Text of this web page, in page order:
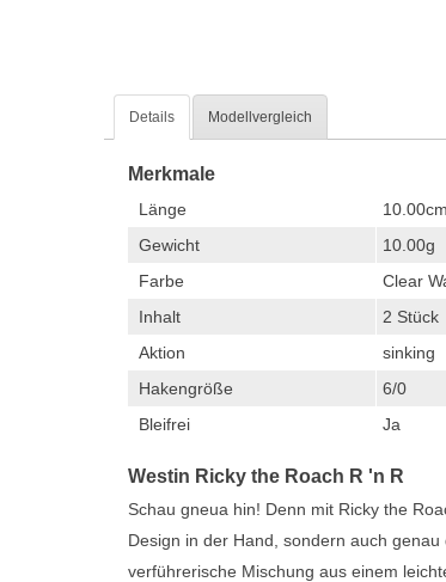
Details Modellvergleich
Merkmale
Länge
10.00cm
Gewicht
10.00g
Farbe
Clear
Inhalt
2 Stück
Aktion
sinking
Hakengröße
6/0
Bleifrei
Ja
Westin Ricky the Roach R 'n R
Schau gneua hin! Denn mit Ricky the
Design in der Hand, sondern auch
verführerische Mischung aus einem